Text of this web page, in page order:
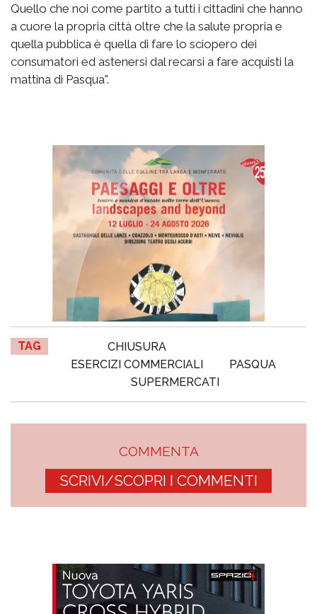
Quello che noi come partito a tutti i cittadini che hanno
a cuore la propria città oltre che la salute propria e
quella pubblica è quella di fare lo sciopero dei
consumatori ed astenersi dal recarsi a fare acquisti la
mattina di Pasqua".
TAG
CHIUSURA
ESERCIZI COMMERCIALI
PASQUA
SUPERMERCATI
COMMENTA
SCRIVI/SCOPRI I COMMENTI